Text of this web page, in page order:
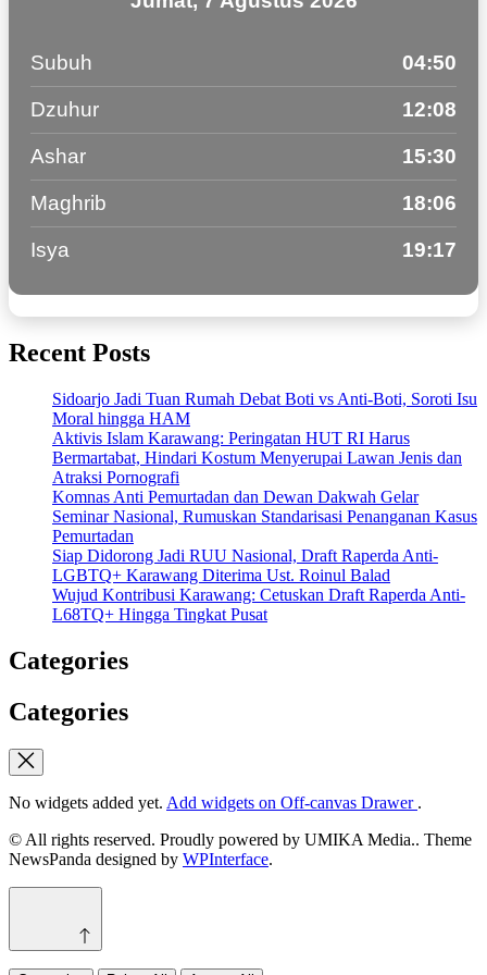
Subuh 04:50
Dzuhur 12:08
Ashar 15:30
Maghrib 18:06
Isya 19:17
Recent Posts
Sidoarjo Jadi Tuan Rumah Debat Boti vs Anti-Boti, Soroti Isu
Moral hingga HAM
Aktivis Islam Karawang: Peringatan HUT RI Harus
Bermartabat, Hindari Kostum Menyerupai Lawan Jenis dan
Atraksi Pornografi
Komnas Anti Pemurtadan dan Dewan Dakwah Gelar
Seminar Nasional, Rumuskan Standarisasi Penanganan Kasus
Pemurtadan
Siap Didorong Jadi RUU Nasional, Draft Raperda Anti-
LGBTQ+ Karawang Diterima Ust. Roinul Balad
Wujud Kontribusi Karawang: Cetuskan Draft Raperda Anti-
L68TQ+ Hingga Tingkat Pusat
Categories
Categories
No widgets added yet. Add widgets on Off-canvas Drawer .
© All rights reserved. Proudly powered by UMIKA Media.. Theme
NewsPanda designed by WPInterface.